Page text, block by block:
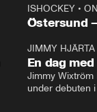
Plus
ISHOCKEY•
Östersund
JIMMY
En dag
Jimmy
under debuten